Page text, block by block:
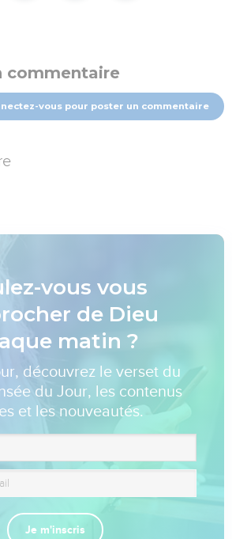
commentaire
vous pour poster un commentaire
vous vous
de Dieu
matin ?
découvrez le verset du
du Jour, les contenus
et les nouveautés.
Je m'inscris